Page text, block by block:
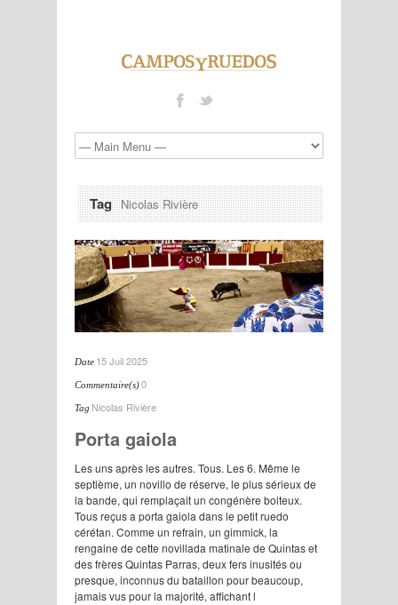
Tag Nicolas Rivière
Date 15 Juil 2025
Commentaire(s)0
Tag Nicolas Rivière
Porta gaiola
Les uns après les autres. Tous. Les 6. Même le
septième, un novillo de réserve, le plus sérieux de
la bande, qui remplaçait un congénère boiteux.
Tous reçus a porta gaiola dans le petit ruedo
cérétan. Comme un refrain, un gimmick, la
rengaine de cette novillada matinale de Quintas et
des frères Quintas Parras, deux fers inusités ou
presque, inconnus du bataillon pour beaucoup,
jamais vus pour la majorité, affichant l